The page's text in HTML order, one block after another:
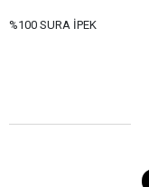
%100 SURA İPEK